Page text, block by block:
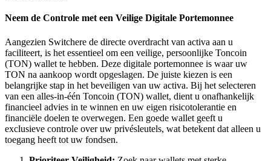
Neem de Controle met een Veilige Digitale Portemonnee
Aangezien Switchere de directe overdracht van activa aan u
faciliteert, is het essentieel om een veilige, persoonlijke Toncoin
(TON) wallet te hebben. Deze digitale portemonnee is waar uw
TON na aankoop wordt opgeslagen. De juiste kiezen is een
belangrijke stap in het beveiligen van uw activa. Bij het selecteren
van een alles-in-één Toncoin (TON) wallet, dient u onafhankelijk
financieel advies in te winnen en uw eigen risicotolerantie en
financiële doelen te overwegen. Een goede wallet geeft u
exclusieve controle over uw privésleutels, wat betekent dat alleen u
toegang heeft tot uw fondsen.